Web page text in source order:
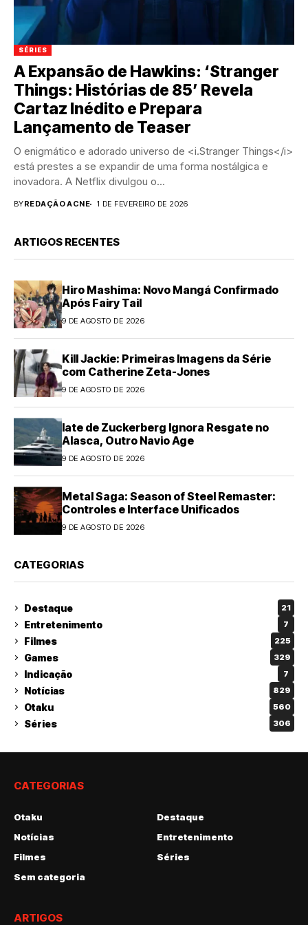
SÉRIES
A Expansão de Hawkins: ‘Stranger
Things: Histórias de 85’ Revela
Cartaz Inédito e Prepara
Lançamento de Teaser
O enigmático e adorado universo de <i.Stranger Things</i>
está prestes a se expandir de uma forma nostálgica e
inovadora. A Netflix divulgou o...
BYREDAÇÃO ACNE 1 DE FEVEREIRO DE 2026
ARTIGOS RECENTES
Hiro Mashima: Novo Mangá Confirmado
Após Fairy Tail
9 DE AGOSTO DE 2026
Kill Jackie: Primeiras Imagens da Série
com Catherine Zeta-Jones
9 DE AGOSTO DE 2026
Iate de Zuckerberg Ignora Resgate no
Alasca, Outro Navio Age
9 DE AGOSTO DE 2026
Metal Saga: Season of Steel Remaster:
Controles e Interface Unificados
9 DE AGOSTO DE 2026
CATEGORIAS
Destaque 21
Entretenimento 7
Filmes 225
Games 329
Indicação 7
Notícias 829
Otaku 560
Séries 306
CATEGORIAS
Otaku
Destaque
Notícias
Entretenimento
Filmes
Séries
Sem categoria
ARTIGOS